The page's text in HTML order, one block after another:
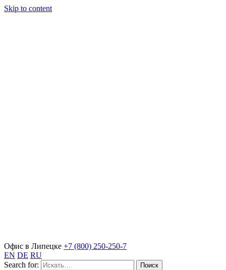
Skip to content
Офис в Липецке +7 (800) 250-250-7
EN DE RU
Search for: